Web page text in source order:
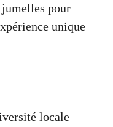
jumelles pour
unique
locale